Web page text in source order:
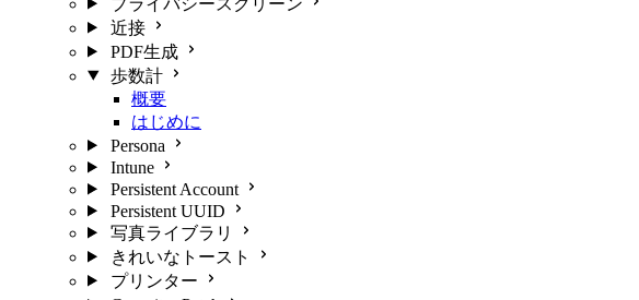
近接
PDF生成
歩数計
概要
はじめに
Persona
Intune
Persistent Account
Persistent UUID
写真ライブラリ
きれいなトースト
プリンター